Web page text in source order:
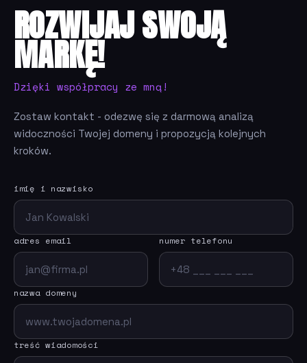
ROZWIJAJ SWOJĄ
MARKĘ!
Dzięki współpracy ze mną!
Zostaw kontakt - odezwę się z darmową analizą
widoczności Twojej domeny i propozycją kolejnych
kroków.
imię i nazwisko
adres email numer telefonu
nazwa domeny
treść wiadomości